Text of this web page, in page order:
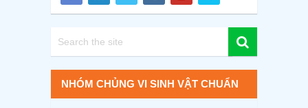
NHÓM CHỦNG VI SINH VẬT CHUẨN